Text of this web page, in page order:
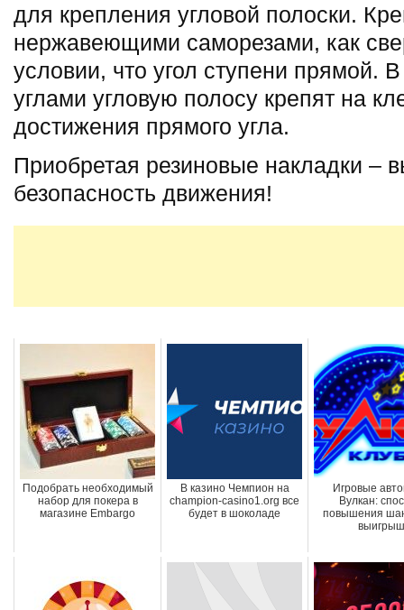
для крепления угловой полоски.
нержавеющими саморезами, как
условии, что угол ступени прямой.
углами угловую полосу крепят на
достижения прямого угла.
Приобретая резиновые накладки –
безопасность движения!
Подобрать необходимый
набор для покера в
магазине Embargo
В казино Чемпион на
champion-casino1.org все
будет в шоколаде
Игровые
Вулкан:
повышения
выигрыш